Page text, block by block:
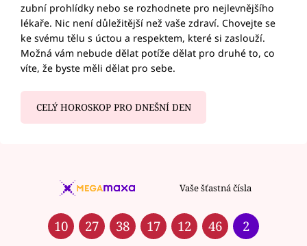
zubní prohlídky nebo se rozhodnete pro nejlevnějšího
lékaře. Nic není důležitější než vaše zdraví. Chovejte se
ke svému tělu s úctou a respektem, které si zaslouží.
Možná vám nebude dělat potíže dělat pro druhé to, co
víte, že byste měli dělat pro sebe.
CELÝ HOROSKOP PRO DNEŠNÍ DEN
Vaše šťastná čísla
10 27 38 17 12 46 2